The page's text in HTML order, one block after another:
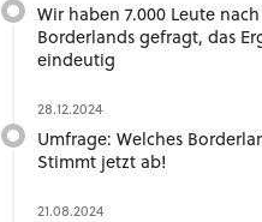
Wir haben 7.000 Leute
Borderlands gefragt, das
eindeutig
28.12.2024
Umfrage: Welches
Stimmt jetzt ab!
21.08.2024